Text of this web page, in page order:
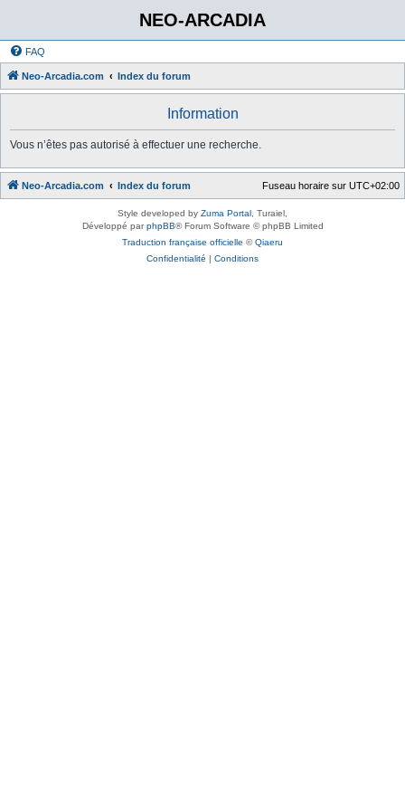
NEO-ARCADIA
FAQ
Neo-Arcadia.com Index du forum
Information
Vous n’êtes pas autorisé à effectuer une recherche.
Neo-Arcadia.com Index du forum Fuseau horaire sur UTC+02:00
Style developed by Zuma Portal , Turaiel,
Développé parphpBB® Forum Software © phpBB Limited
Traduction française officielle ©Qiaeru
Confidentialité | Conditions